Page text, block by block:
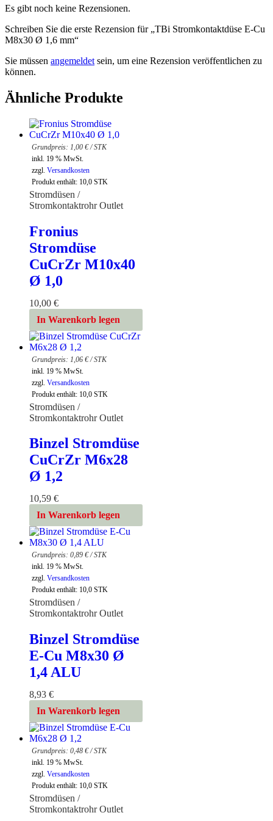
Es gibt noch keine Rezensionen.
Schreiben Sie die erste Rezension für „TBi Stromkontaktdüse E-Cu
M8x30 Ø 1,6 mm“
Sie müssen angemeldet sein, um eine Rezension veröffentlichen zu
können.
Ähnliche Produkte
1,00 €/STK
inkl. 19 % MwSt.
zzgl. Versandkosten
Produkt enthält: 10,0 STK
Stromdüsen /
Stromkontaktrohr Outlet
Fronius
Stromdüse
CuCrZr M10x40
Ø 1,0
10,00 €
In Warenkorb legen
1,06 €/STK
inkl. 19 % MwSt.
zzgl. Versandkosten
Produkt enthält: 10,0 STK
Stromdüsen /
Stromkontaktrohr Outlet
Binzel Stromdüse
CuCrZr M6x28
Ø 1,2
10,59 €
In Warenkorb legen
0,89 €/STK
inkl. 19 % MwSt.
zzgl. Versandkosten
Produkt enthält: 10,0 STK
Stromdüsen /
Stromkontaktrohr Outlet
Binzel Stromdüse
E-Cu M8x30 Ø
1,4 ALU
8,93 €
In Warenkorb legen
0,48 €/STK
inkl. 19 % MwSt.
zzgl. Versandkosten
Produkt enthält: 10,0 STK
Stromdüsen /
Stromkontaktrohr Outlet